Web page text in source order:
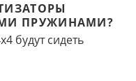
ПРУЖИНАМИ?
будут сидеть